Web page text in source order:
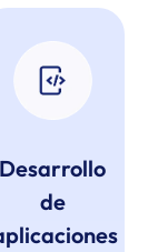
Desarrollo
de